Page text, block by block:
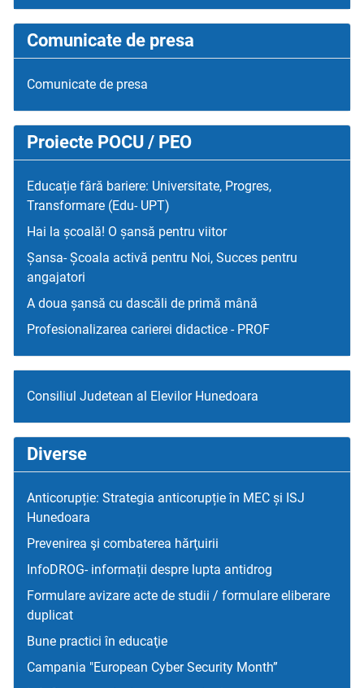
Comunicate de presa
Comunicate de presa
Proiecte POCU / PEO
Educație fără bariere: Universitate, Progres,
Transformare (Edu- UPT)
Hai la școală! O șansă pentru viitor
Șansa- Școala activă pentru Noi, Succes pentru
angajatori
A doua șansă cu dascăli de primă mână
Profesionalizarea carierei didactice - PROF
Consiliul Judetean al Elevilor Hunedoara
Diverse
Anticorupție: Strategia anticorupție în MEC și ISJ
Hunedoara
Prevenirea şi combaterea hărţuirii
InfoDROG- informații despre lupta antidrog
Formulare avizare acte de studii / formulare eliberare
duplicat
Bune practici în educaţie
Campania "European Cyber Security Month”